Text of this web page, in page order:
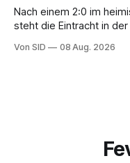
Nach einem 2:0 im
steht die Eintracht in
Von SID 08 Aug. 2026